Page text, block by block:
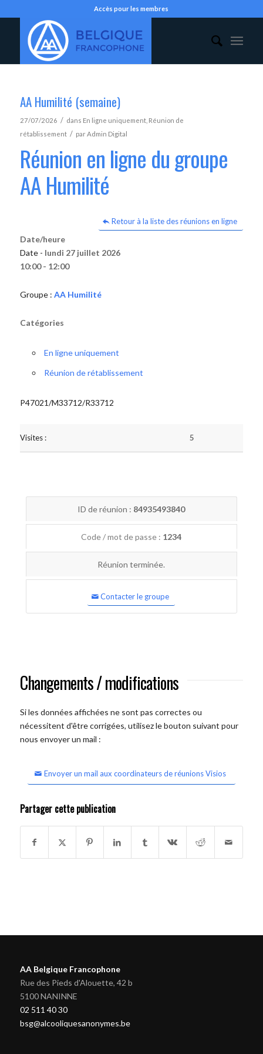
Accès pour les membres
AA Humilité (semaine)
27/07/2026 / dans En ligne uniquement, Réunion de
rétablissement / parAdmin Digital
Réunion en ligne du groupe
AA Humilité
Retour à la liste des réunions en ligne
Date/heure
Date - lundi 27 juillet 2026
10:00 - 12:00
Groupe : AA Humilité
Catégories
En ligne uniquement
Réunion de rétablissement
P47021/M33712/R33712
Visites : 5
ID de réunion : 84935493840
Code / mot de passe : 1234
Réunion terminée.
Contacter le groupe
Changements / modifications
Si les données affichées ne sont pas correctes ou
nécessitent d'être corrigées, utilisez le bouton suivant pour
nous envoyer un mail :
Envoyer un mail aux coordinateurs de réunions Visios
Partager cette publication
AA Belgique Francophone
Rue des Pieds d'Alouette, 42 b
5100 NANINNE
02 511 40 30
bsg@alcooliquesanonymes.be